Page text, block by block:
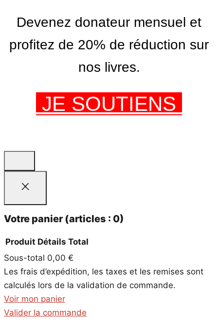
Devenez donateur mensuel et
profitez de 20% de réduction sur
nos livres.
JE SOUTIENS
Votre panier (articles : 0)
Produits
dans
le
panier
Produit Détails Total
Sous-total 0,00 €
Les frais d’expédition, les taxes et les remises sont
calculés lors de la validation de commande.
Voir mon panier
Valider la commande